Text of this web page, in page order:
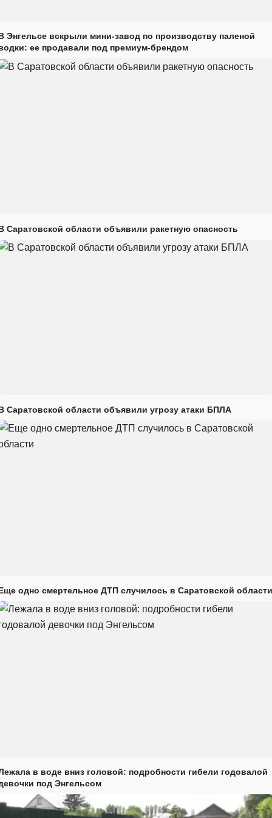
Энгельсе вскрыли мини-завод по производству паленой
ее продавали под премиум-брендом
Саратовской области объявили ракетную опасность
Саратовской области объявили угрозу атаки БПЛА
одно смертельное ДТП случилось в Саратовской области
в воде вниз головой: подробности гибели годовалой
под Энгельсом